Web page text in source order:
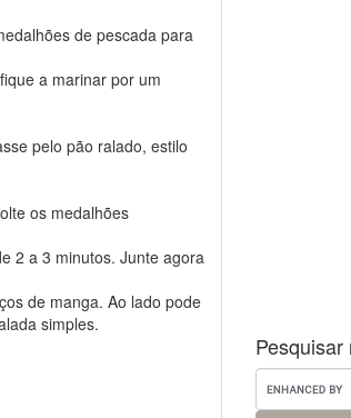
de pescada para
a marinar por um
pelo pão ralado, estilo
os medalhões
2 a 3 minutos. Junte agora
de manga. Ao lado pode
simples.
Pesquisar